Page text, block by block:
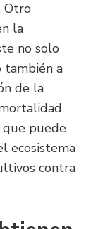
Otro
la
no solo
también a
de la
que puede
ecosistema
contra